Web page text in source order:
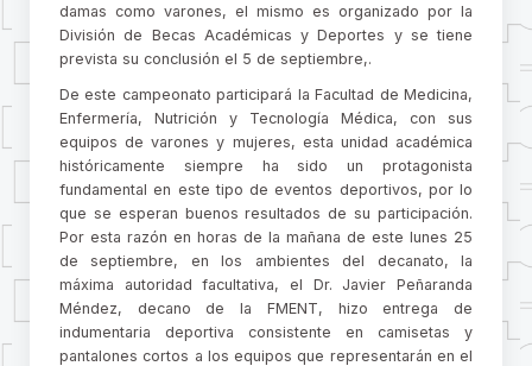
damas como varones, el mismo es organizado por la
División de Becas Académicas y Deportes y se tiene
prevista su conclusión el 5 de septiembre,.
De este campeonato participará la Facultad de Medicina,
Enfermería, Nutrición y Tecnología Médica, con sus
equipos de varones y mujeres, esta unidad académica
históricamente siempre ha sido un protagonista
fundamental en este tipo de eventos deportivos, por lo
que se esperan buenos resultados de su participación.
Por esta razón en horas de la mañana de este lunes 25
de septiembre, en los ambientes del decanato, la
máxima autoridad facultativa, el Dr. Javier Peñaranda
Méndez, decano de la FMENT, hizo entrega de
indumentaria deportiva consistente en camisetas y
pantalones cortos a los equipos que representarán en el